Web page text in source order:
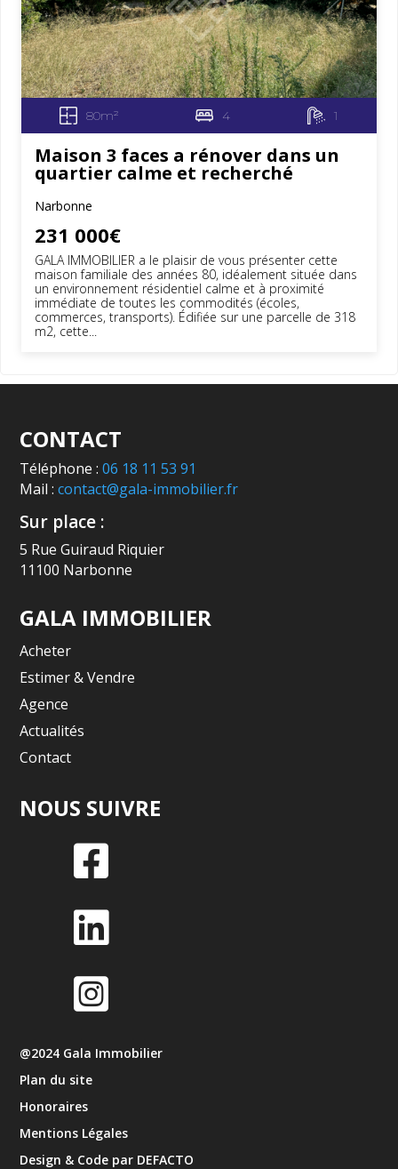
80m² 4 1
Maison 3 faces a rénover dans un
quartier calme et recherché
Narbonne
231 000€
GALA IMMOBILIER a le plaisir de vous présenter cette
maison familiale des années 80, idéalement située dans
un environnement résidentiel calme et à proximité
immédiate de toutes les commodités (écoles,
commerces, transports). Édifiée sur une parcelle de 318
m2, cette...
CONTACT
Téléphone :06 18 11 53 91
Mail :contact@gala-immobilier.fr
Sur place :
5 Rue Guiraud Riquier
11100 Narbonne
GALA IMMOBILIER
Acheter
Estimer & Vendre
Agence
Actualités
Contact
NOUS SUIVRE



@2024 Gala Immobilier
Plan du site
Honoraires
Mentions Légales
Design & Code par DEFACTO